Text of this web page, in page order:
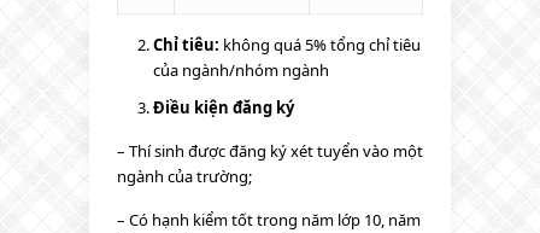
Chỉ tiêu: không quá 5% tổng chỉ tiêu
của ngành/nhóm ngành
Điều kiện đăng ký
– Thí sinh được đăng ký xét tuyển vào một
ngành của trường;
– Có hạnh kiểm tốt trong năm lớp 10, năm